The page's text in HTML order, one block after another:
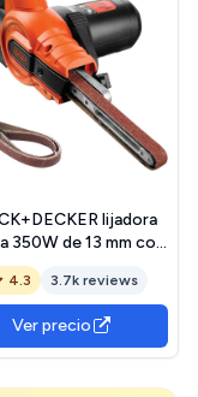
lijadora
350W de 13 mm con
de lijado y sistema
de polvo,
KA900E-QS
4.3 3.7k reviews
Ver precio